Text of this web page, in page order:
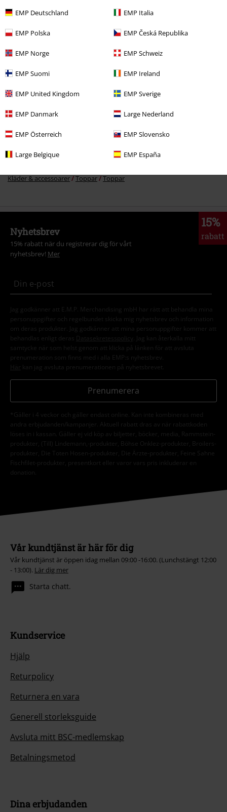
EMP Deutschland EMP Italia
EMP Polska EMP Česká Republika
EMP Norge EMP Schweiz
EMP Suomi EMP Ireland
EMP United Kingdom EMP Sverige
EMP Danmark Large Nederland
EMP Österreich EMP Slovensko
Large Belgique EMP España
Plusstorlekar Tjejer Toppar
Klädmärken Kläder
Klädmärken Tjejer
Kläder T-shirts & Toppar
Kläder & accessoarer Toppar Toppar
15%
rabatt
Nyhetsbrev
15% rabatt när du registrerar dig för vårt
nyhetsbrev! Mer
Jag godkänner att E.M.P. Merchandising mbH har rätt att behandla mina
personuppgifter och regelbundet skicka mig nyhetsbrev och information
om deras produkter. Jag godkänner att mina personuppgifter kommer att
behandlas enligt deras
Datasekretesspolicy
. Jag kan återkalla mitt
samtycke när som helst genom att klicka på länken för att avsluta
prenumeration som finns med i alla EMP:s nyhetsbrev.
Här kan jag avsluta prenumerationen på nyhetsbrevet.
Prenumerera
*Gäller i 4 veckor och gäller endast online. Kan inte kombineras med
andra erbjudanden/kampanjer. Aktuell rabatt dras av när rabattkoden
löses in i kassan. Gäller ej vid köp av biljetter, böcker, media, Rammstein-
produkter, (Till) Lindemann,-produkter, Böhse Onklez-produkter, Broilers-
produkter, Die Toten Hosen-produkter, Die Ärzte-produkter, Feine Sahne
Fischfilet-produkter, presentkort eller varor vars pris inkluderar en
donation.
Vår kundtjänst är här för dig
Vår kundtjänst är öppen idag mellan 09:00 -16:00. (Lunchstängt 12:00
- 13:00). Lär dig mer
Starta chatt.
Kundservice
Hjälp
Returpolicy
Returnera en vara
Generell storleksguide
Avsluta mitt BSC-medlemskap
Betalningsmetod
Dina erbjudanden